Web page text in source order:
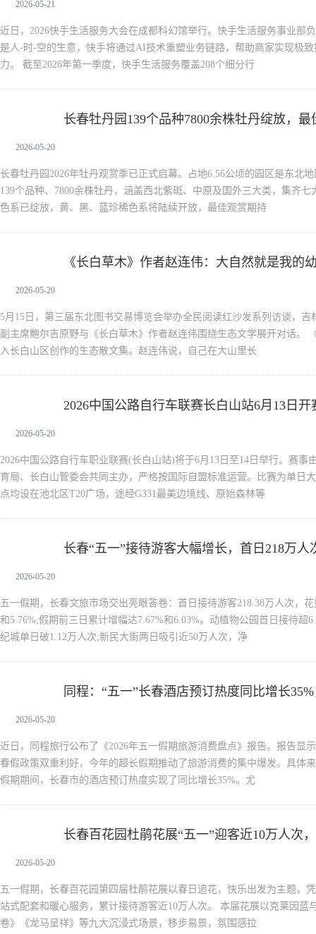
2026-05-21
近日，2026快手生活服务大会在成都科幻馆举行。快手生活服务事业部
是人-时-空的生意，快手将通过AI技术重塑业务链路，帮助商家实现极
力。 截至2026年第一季度，快手生活服务覆盖208个细分行
长春牡丹园139个品种7800余株牡丹绽放，
2026-05-20
长春牡丹园2026年牡丹观赏季已正式启幕。占地6.56公顷的园区是东北
139个品种、7800余株牡丹，涵盖西北紫斑、中原及国外三大类，集齐
色系已绽放，黄、黑、蓝珍稀色系将陆续开放，最佳观赏期持
《长白草木》作者赵连伟：大自然就是我的
2026-05-20
5月15日，第三届东北图书交易博览会举办全民阅读红沙发系列访谈，
副主席鲍尔吉原野与《长白草木》作者赵连伟围绕生态文学展开对话。
入长白山区创作的生态散文集。赵连伟说，自己在大山里长
2026中国公路自行车联赛长白山站6月13日开
2026-05-20
2026中国公路自行车职业联赛(长白山站)将于6月13日至14日举行。赛事
育局、长白山管委会共同主办，严格按国际自盟标准运营。比赛为单日
点均设在池北区T20广场，途经G331最美边境线、原始森林等
长春“五一”接待游客大幅增长，首日218万人
2026-05-20
五一假期，长春文旅市场交出亮眼答卷：首日接待游客218.38万人次，
和5.76%;假期前三日累计增幅达7.67%和6.03%。动植物公园首日接待超
纪城单日破1.12万人次;新民大街两日吸引近50万人次，净
同程：“五一”长春酒店预订热度同比增长
2026-05-20
近日，同程旅行公布了《2026年五一假期旅游消费盘点》报告。报告显
春假政策双重利好，今年的超长假期推动了旅游消费的集中爆发。具体
假期期间，长春市的酒店预订热度实现了同比增长35%。尤
长春百花园杜鹃花展“五一”迎客近10万人次
2026-05-20
五一假期，长春百花园第四届杜鹃花展以春日追花，快乐出发为主题，
站式配套和暖心服务，累计接待游客近10万人次。 本届花展以克莱因蓝
卷》《龙马呈祥》等九大沉浸式场景，移步易景，氛围感拉